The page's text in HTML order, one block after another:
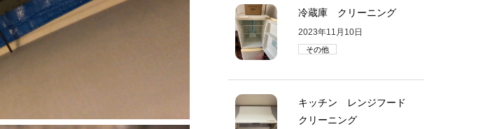
冷蔵庫 クリーニング
2023年11月10日
その他
キッチン レンジフード
クリーニング